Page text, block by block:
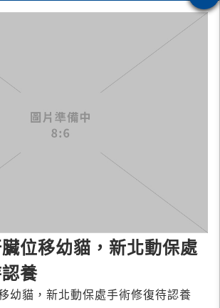
位移幼貓，新北動保處
養
幼貓，新北動保處手術修復待認養